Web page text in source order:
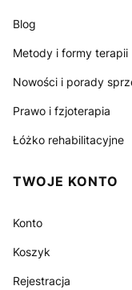
Blog
Metody i formy terapii
Nowości i porady
Prawo i fzjoterapia
Łóżko rehabilitacyjne
TWOJE KONTO
Konto
Koszyk
Rejestracja